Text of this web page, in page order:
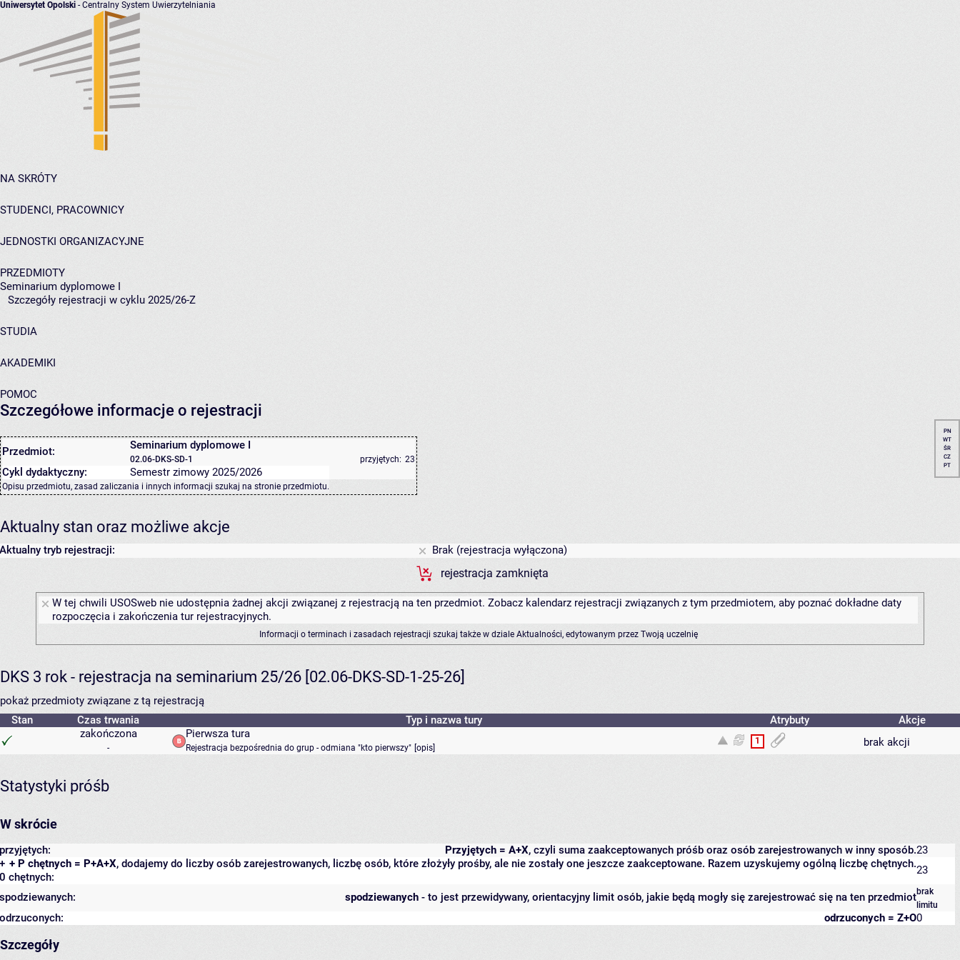
Uniwersytet Opolski - Centralny System Uwierzytelniania
NA SKRÓTY
STUDENCI, PRACOWNICY
JEDNOSTKI ORGANIZACYJNE
PRZEDMIOTY
Seminarium dyplomowe I
Szczegóły rejestracji w cyklu 2025/26-Z
STUDIA
AKADEMIKI
POMOC
Szczegółowe informacje o rejestracji
Przedmiot: Seminarium dyplomowe I
02.06-DKS-SD-1 przyjętych: 23
Cykl dydaktyczny: Semestr zimowy 2025/2026
Opisu przedmiotu, zasad zaliczania i innych informacji szukaj na stronie przedmiotu.
PN
WT
ŚR
CZ
PT
Aktualny stan oraz możliwe akcje
Aktualny tryb rejestracji:
Brak (rejestracja wyłączona)
rejestracja zamknięta
W tej chwili USOSweb nie udostępnia żadnej akcji związanej z rejestracją na ten przedmiot. Zobacz kalendarz rejestracji związanych z tym przedmiotem, aby poznać dokładne daty
rozpoczęcia i zakończenia tur rejestracyjnych.
Informacji o terminach i zasadach rejestracji szukaj także w dziale Aktualności, edytowanym przez Twoją uczelnię
DKS 3 rok - rejestracja na seminarium 25/26 [02.06-DKS-SD-1-25-26]
pokaż przedmioty związane z tą rejestracją
Stan
Czas trwania Typ i nazwa tury Atrybuty
Akcje
zakończona
-
Pierwsza tura
Rejestracja bezpośrednia do grup - odmiana "kto pierwszy" opis
1 brak akcji
Statystyki próśb
W skrócie
Przyjętych = A+X, czyli suma zaakceptowanych próśb oraz osób zarejestrowanych w inny sposób.
przyjętych:
23
+ P chętnych = P+A+X, dodajemy do liczby osób zarejestrowanych, liczbę osób, które złożyły prośby, ale nie zostały one jeszcze zaakceptowane. Razem uzyskujemy ogólną liczbę chętnych.
+
0 chętnych:
23
spodziewanych - to jest przewidywany, orientacyjny limit osób, jakie będą mogły się zarejestrować się na ten przedmiot
spodziewanych:
brak
limitu
odrzuconych = Z+O
odrzuconych: 0
Szczegóły